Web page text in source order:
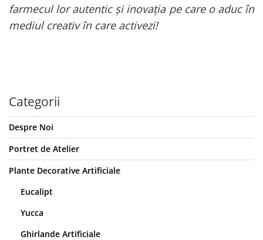
farmecul lor autentic și inovația pe care o aduc în
mediul creativ în care activezi!
Categorii
Despre Noi
Portret de Atelier
Plante Decorative Artificiale
Eucalipt
Yucca
Ghirlande Artificiale